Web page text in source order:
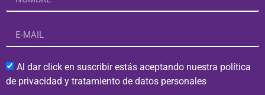
Al dar click en suscribir estás aceptando nuestra política
de privacidad y tratamiento de datos personales